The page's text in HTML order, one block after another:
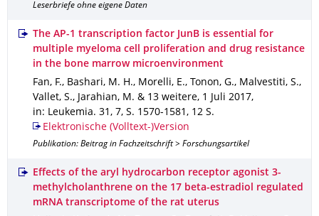
Leserbriefe ohne eigene Daten
The AP-1 transcription factor JunB is essential for
multiple myeloma cell proliferation and drug resistance
in the bone marrow microenvironment
Fan, F., Bashari, M. H., Morelli, E., Tonon, G., Malvestiti, S.,
Vallet, S., Jarahian, M. & 13 weitere, 1 Juli 2017,
in: Leukemia. 31 , 7, S. 1570-1581 , 12 S.
Elektronische (Volltext-)Version
Publikation: Beitrag in Fachzeitschrift > Forschungsartikel
Effects of the aryl hydrocarbon receptor agonist 3-
methylcholanthrene on the 17 beta-estradiol regulated
mRNA transcriptome of the rat uterus